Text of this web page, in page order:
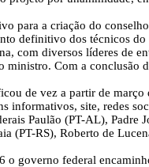
para a criação do
definitivo dos técnicos
com diversos líderes de
ministro. Com a
de vez a partir de
informativos, site, redes
Paulão (PT-AL), Padre
(PT-RS), Roberto de
o governo federal